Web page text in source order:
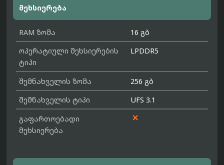
მეხსიერება
RAM ზომა
16 გბ
ოპერატიული მეხსიერების
ტიპი
LPDDR5
შემნახველის ზომა
256 გბ
შემნახველის ტიპი
UFS 3.1
გაფართოებადი
მეხსიერება
